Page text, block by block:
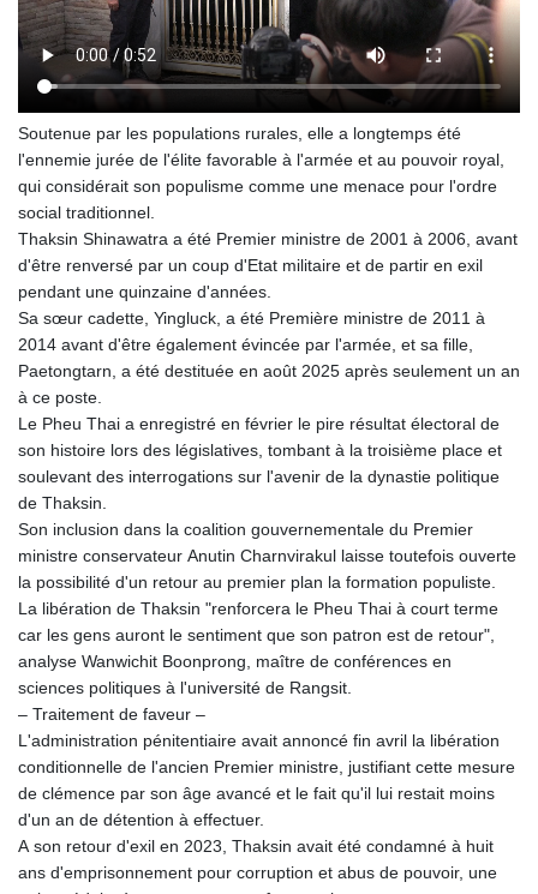
Soutenue par les populations rurales, elle a longtemps été
l'ennemie jurée de l'élite favorable à l'armée et au pouvoir royal,
qui considérait son populisme comme une menace pour l'ordre
social traditionnel.
Thaksin Shinawatra a été Premier ministre de 2001 à 2006, avant
d'être renversé par un coup d'Etat militaire et de partir en exil
pendant une quinzaine d'années.
Sa sœur cadette, Yingluck, a été Première ministre de 2011 à
2014 avant d'être également évincée par l'armée, et sa fille,
Paetongtarn, a été destituée en août 2025 après seulement un an
à ce poste.
Le Pheu Thai a enregistré en février le pire résultat électoral de
son histoire lors des législatives, tombant à la troisième place et
soulevant des interrogations sur l'avenir de la dynastie politique
de Thaksin.
Son inclusion dans la coalition gouvernementale du Premier
ministre conservateur Anutin Charnvirakul laisse toutefois ouverte
la possibilité d'un retour au premier plan la formation populiste.
La libération de Thaksin "renforcera le Pheu Thai à court terme
car les gens auront le sentiment que son patron est de retour",
analyse Wanwichit Boonprong, maître de conférences en
sciences politiques à l'université de Rangsit.
– Traitement de faveur –
L'administration pénitentiaire avait annoncé fin avril la libération
conditionnelle de l'ancien Premier ministre, justifiant cette mesure
de clémence par son âge avancé et le fait qu'il lui restait moins
d'un an de détention à effectuer.
A son retour d'exil en 2023, Thaksin avait été condamné à huit
ans d'emprisonnement pour corruption et abus de pouvoir, une